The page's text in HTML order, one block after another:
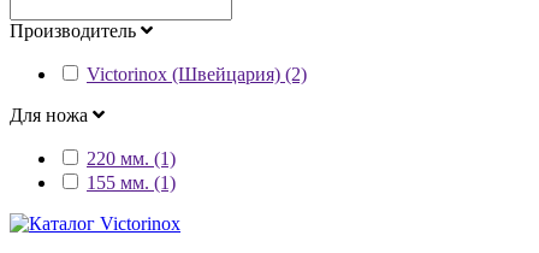
Производитель
Victorinox (Швейцария) (2)
Для ножа
220 мм. (1)
155 мм. (1)